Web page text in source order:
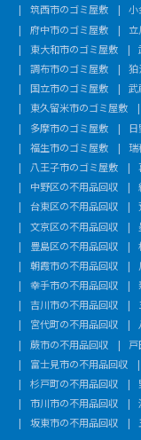
筑西市のゴミ屋敷
小
府中市のゴミ屋敷
東大和市のゴミ屋敷
調布市のゴミ屋敷
狛
国立市のゴミ屋敷
武
東久留米市のゴミ屋敷
多摩市のゴミ屋敷
福生市のゴミ屋敷
瑞
八王子市のゴミ屋敷
中野区の不用品回収
台東区の不用品回収
文京区の不用品回収
豊島区の不用品回収
朝霞市の不用品回収
幸手市の不用品回収
吉川市の不用品回収
宮代町の不用品回収
蕨市の不用品回収
富士見市の不用品回収
杉戸町の不用品回収
市川市の不用品回収
坂東市の不用品回収